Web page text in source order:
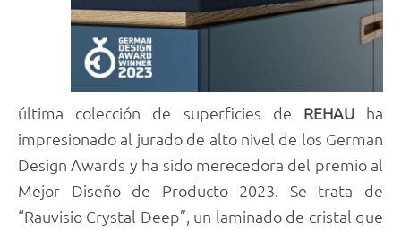
última colección de superficies de REHAUha
impresionado al jurado de alto nivel de los German
Design Awards y ha sido merecedora del premio al
Mejor Diseño de Producto 2023. Se trata de
“Rauvisio Crystal Deep”, un laminado de cristal que